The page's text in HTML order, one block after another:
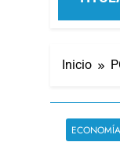
Inicio
ECONOMÍA